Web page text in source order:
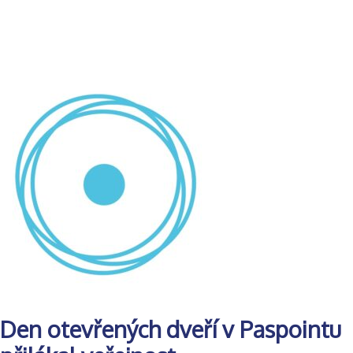
Den otevřených dveří v Paspointu